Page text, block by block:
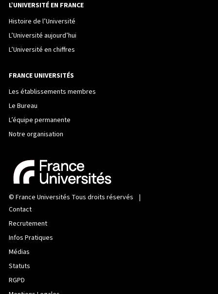
L’UNIVERSITÉ EN FRANCE
Histoire de l’Université
L’Université aujourd’hui
L’Université en chiffres
FRANCE UNIVERSITÉS
Les établissements membres
Le Bureau
L’équipe permanente
Notre organisation
© France Universités Tous droits réservés |
Contact
Recrutement
Infos Pratiques
Médias
Statuts
RGPD